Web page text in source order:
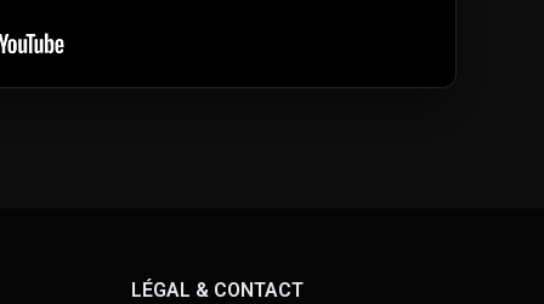
LÉGAL & CONTACT